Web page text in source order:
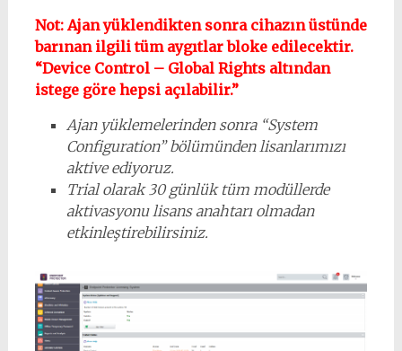
Not: Ajan yüklendikten sonra cihazın üstünde
barınan ilgili tüm aygıtlar bloke edilecektir.
“Device Control – Global Rights altından
istege göre hepsi açılabilir.”
Ajan yüklemelerinden sonra “System
Configuration” bölümünden lisanlarımızı
aktive ediyoruz.
Trial olarak 30 günlük tüm modüllerde
aktivasyonu lisans anahtarı olmadan
etkinleştirebilirsiniz.